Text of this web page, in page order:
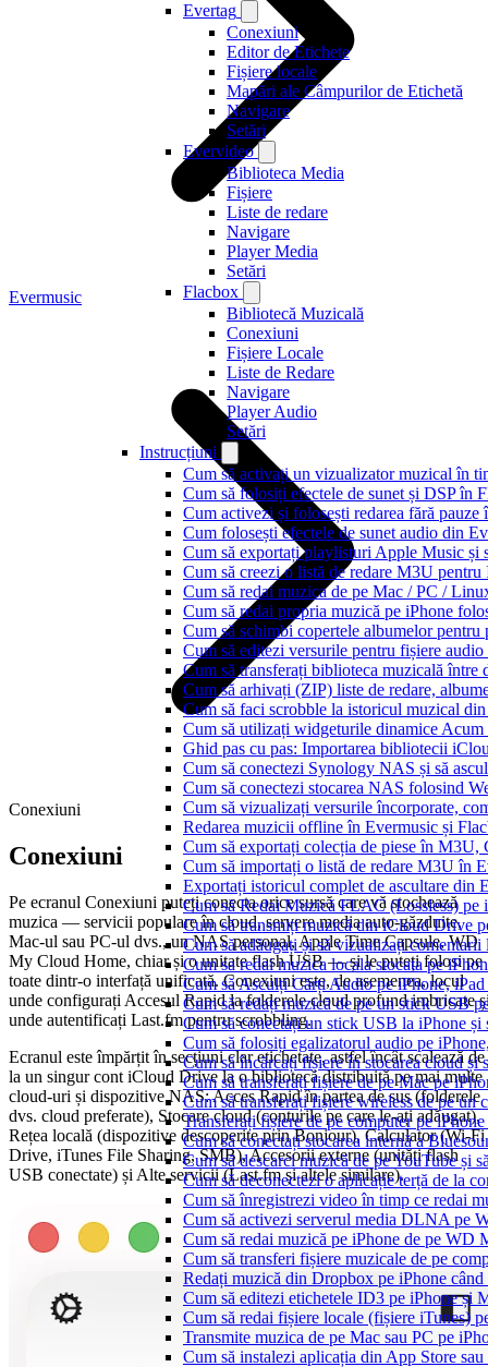
Evertag
Conexiuni
Editor de Etichete
Fișiere locale
Mapări ale Câmpurilor de Etichetă
Navigare
Setări
Evervideo
Biblioteca Media
Fișiere
Liste de redare
Navigare
Player Media
Setări
Flacbox
Bibliotecă Muzicală
Conexiuni
Fișiere Locale
Liste de Redare
Navigare
Player Audio
Setări
Instrucțiuni
Cum să activați un vizualizator muzical în
Cum să folosiți efectele de sunet și DSP în
Cum activezi și folosești redarea fără pauze
Cum folosești efectele de sunet audio din
Cum să exportați playlisturi Apple Music și
Cum să creezi o listă de redare M3U
Cum să redai muzica de pe Mac / PC /
Cum să redai propria muzică pe iPhone
Cum să schimbi copertele albumelor
Cum să editezi versurile pentru fișiere
Cum să transferați biblioteca muzicală
Cum să arhivați (ZIP) liste de redare,
Cum să faci scrobble la istoricul muzical
Cum să utilizați widgeturile dinamice
Ghid pas cu pas: Importarea bibliotecii
Cum să conectezi Synology NAS și să
Cum să conectezi stocarea NAS folosind
Cum să vizualizați versurile încorporate,
Redarea muzicii offline în Evermusic și
Cum să exportați colecția de piese în
Cum să importați o listă de redare M3U în
Exportați istoricul complet de ascultare din
Cum să Redai Muzică FLAC (Lossless) pe
Cum să transmiți muzică din iCloud Drive
Cum să adăugați și să vizualizați
Cum sa redai muzica locala stocata pe
Cum să Asculți Cărți Audio pe iPhone,
Cum să redați muzică de pe un stick USB
Cum să conectați un stick USB la iPhone și
Cum să folosiți egalizatorul audio pe
Cum să încărcați fișiere în stocarea cloud
Cum să transferați fișiere de pe Mac pe
Cum să transferați fișiere wireless de pe
Transferați fișiere de pe computer pe
Cum să conectați stocarea internă a
Cum să descarci muzică de pe YouTube și
Cum să deconectezi o aplicație terță de la
Cum să înregistrezi video în timp ce redai
Cum să activezi serverul media DLNA pe
Cum să redai muzică pe iPhone de pe WD
Cum să transferi fișiere muzicale de pe
Redați muzică din Dropbox pe iPhone
Cum să editezi etichetele ID3 pe iPhone și
Cum să redai fișiere locale (fișiere iTunes)
Transmite muzica de pe Mac sau PC pe
Cum să instalezi aplicația din App Store
Evermusic
Conexiuni
Conexiuni
Pe ecranul Conexiuni puteți conecta orice sursă care vă stochează
muzica — servicii populare în cloud, servere media auto-găzduite,
Mac-ul sau PC-ul dvs., un NAS personal, Apple Time Capsule, WD
My Cloud Home, chiar și o unitate flash USB — și le puteți folosi pe
toate dintr-o interfață unificată. Conexiuni este, de asemenea, locul
unde configurați Accesul Rapid la folderele cloud profund imbricate
unde autentificați Last.fm pentru scrobbling.
Ecranul este împărțit în secțiuni clar etichetate, astfel încât scalează de
la un singur cont iCloud Drive la o bibliotecă distribuită pe mai multe
cloud-uri și dispozitive NAS: Acces Rapid în partea de sus (folderele
dvs. cloud preferate), Stocare cloud (conturile pe care le-ați adăugat),
Rețea locală (dispozitive descoperite prin Bonjour), Calculator (Wi-Fi
Drive, iTunes File Sharing, SMB), Accesorii externe (unități flash
USB conectate) și Alte servicii (Last.fm și altele similare).